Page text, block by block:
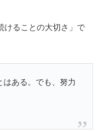
けることの大切さ」で
はある。でも、努力